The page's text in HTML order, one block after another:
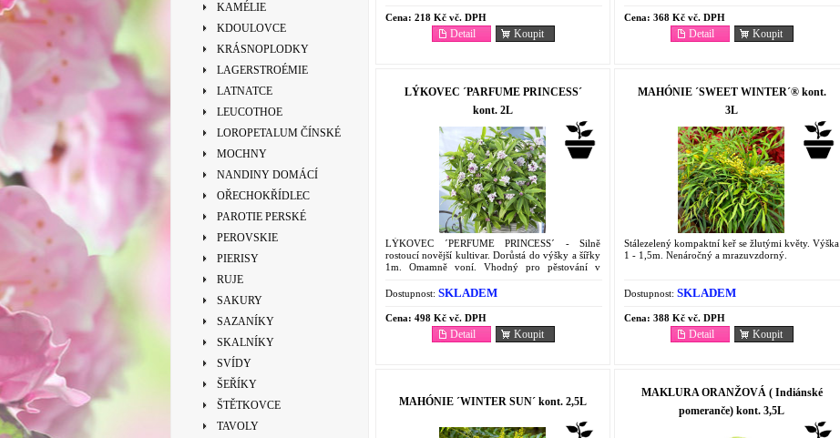
KAMÉLIE
KDOULOVCE
KRÁSNOPLODKY
LAGERSTROÉMIE
LATNATCE
LEUCOTHOE
LOROPETALUM ČÍNSKÉ
MOCHNY
NANDINY DOMÁCÍ
OŘECHOKŘÍDLEC
PAROTIE PERSKÉ
PEROVSKIE
PIERISY
RUJE
SAKURY
SAZANÍKY
SKALNÍKY
SVÍDY
ŠEŘÍKY
ŠTĚTKOVCE
TAVOLY
Cena: 218 Kč vč. DPH
Koupit
Detail
Cena: 368 Kč vč. DPH
Koupit
Detail
LÝKOVEC ´PARFUME PRINCESS´
kont. 2L
LÝKOVEC ´PERFUME PRINCESS´ - Silně
rostoucí novější kultivar. Dorůstá do výšky a šířky
1m. Omamně voní. Vhodný pro pěstování v
Dostupnost: SKLADEM
Cena: 498 Kč vč. DPH
Koupit
Detail
MAHÓNIE ´SWEET WINTER´® kont.
3L
Stálezelený kompaktní keř se žlutými květy. Výška
1 - 1,5m. Nenáročný a mrazuvzdorný.
Dostupnost: SKLADEM
Cena: 388 Kč vč. DPH
Koupit
Detail
MAHÓNIE ´WINTER SUN´ kont. 2,5L
MAKLURA ORANŽOVÁ ( Indiánské
pomeranče) kont. 3,5L